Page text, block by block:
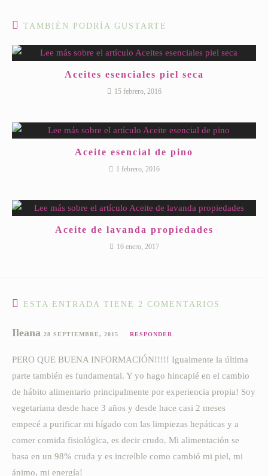
TAMBIÉN PODRÍA GUSTARTE
Aceites esenciales piel seca
15 febrero, 2016
Aceite esencial de pino
1 febrero, 2016
Aceite de lavanda propiedades
16 enero, 2017
ESTA ENTRADA TIENE 2 COMENTARIOS
Ileana 28 SEPTIEMBRE, 2015 RESPONDER
PERO QUE BUENA INFORMACIÓN!!!!! Igualmente la última
parte también es fundamental. Y yo hago hincapié en el cambio
de hábito alimentario principalmente por experiencia propia! Soy
vegetariana desde hace 3 años y desde hace casi 2 meses
empecé a purificar mi hígado con las limpiezas hepáticas y a
comer comida fisiológica, es decir crudo. Mi alimentación se
basa en un 98% cruda y es increíble como cambió mi piel, mi
ánimo, mi energía!